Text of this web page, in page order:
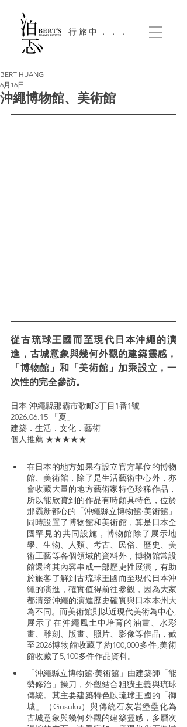
​行旅中．．．
沖繩博物館、美術館
BERT HUANG
6月16日
從古琉球王國而至現代日本沖繩的演
進，古城意象與幾何外觀的建築靈感，
「博物館」和「美術館」加乘設立，一
次性的完全參訪。
日本 沖繩縣那霸市歌町3丁目1番1號
2026.06.15 「夏」
建築．生活．文化．藝術
個人推薦 ★★★★★
在日本的地方如果有設立官方單位的博物
館、美術館，除了是生活藝術中心外，亦
會收藏大量的地方藝術家特色珍稀作品，
所以能欣賞到的作品有時頗具特色，位於
那霸新都心的「沖繩縣立博物館‧美術館」
同時設置了博物館和美術館，算是日本全
國罕見的共同設施，博物館除了展示地
學、生物、人類、考古、民俗、歷史、美
術工藝等各個領域的資料外，博物館常設
館還將其內容串成一部歷史性展演，有助
於旅客了解到古琉球王國而至現代日本沖
繩的演進，確實值得前往參觀，因為大家
都清楚沖繩的演進歷史確實與日本本州大
為不同。而美術館則以近現代美術為中心,
展示了在沖繩風土中培育的油畫、水彩
畫、雕刻、版畫、照片、影像等作品，截
至2026博物館收藏了約100,000多件,美術
館收藏了5,100多件作品資料。
「沖繩縣立博物館‧美術館」由建築師「能
勢修治」操刀，外觀結合粗獷主義與琉球
傳統。其主要建築特色以琉球王國的「御
城」（Gusuku）與傳統石灰岩堡壘化為
古城意象與幾何外觀的建築靈感，多層次